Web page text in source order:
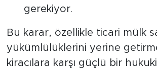
gerekiyor.
Bu karar, özellikle ticari mülk
yükümlülüklerini yerine
kiracılara karşı güçlü bir